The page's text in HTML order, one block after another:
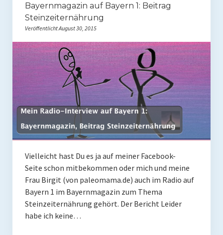
Bayernmagazin auf Bayern 1: Beitrag
Steinzeiternährung
Veröffentlicht August 30, 2015
Vielleicht hast Du es ja auf meiner Facebook-
Seite schon mitbekommen oder mich und meine
Frau Birgit (von paleomama.de) auch im Radio auf
Bayern 1 im Bayernmagazin zum Thema
Steinzeiternährung gehört. Der Bericht Leider
habe ich keine…